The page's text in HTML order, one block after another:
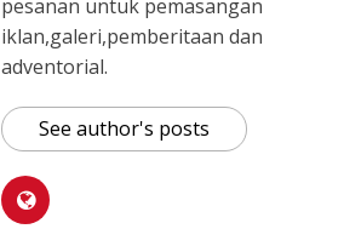
pesanan untuk pemasangan
iklan,galeri,pemberitaan dan
adventorial.
See author's posts